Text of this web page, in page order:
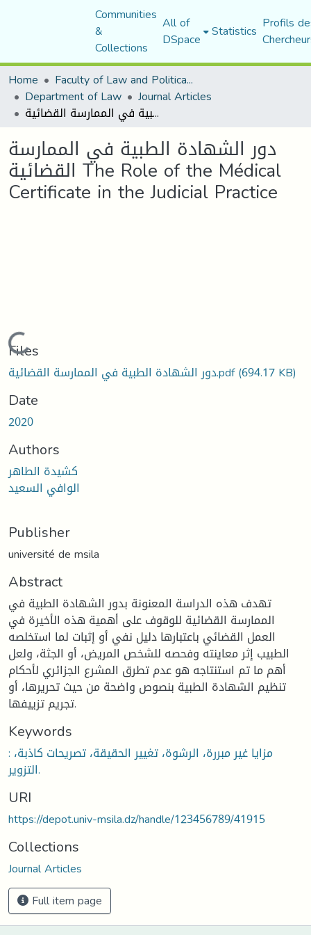
Communities
&
Collections
All of
DSpace Statistics Profils
Home
Faculty of Law and Political Science
Department of Law Journal Articles
دور الشهادة الطبية في الممارسة القضائية The Role of the Médical Certificate in the Judicial Practice
دور الشهادة الطبية في الممارسة
القضائية The Role of the Médical
Certificate in the Judicial Practice
Loading...
Files
دور الشهادة الطبية في الممارسة القضائية.pdf(694.17 KB)
Date
2020
Authors
كشيدة الطاهر
الوافي السعيد
Publisher
université de msila
Abstract
تهدف هذه الدراسة المعنونة بدور الشهادة الطبية في
الممارسة القضائية للوقوف على أهمية هذه الأخيرة في
العمل القضائي باعتبارها دليل نفي أو إثبات لما استخلصه
الطبيب إثر معاينته وفحصه للشخص المريض، أو الجثة، ولعل
أهم ما تم استنتاجه هو عدم تطرق المشرع الجزائري لأحكام
تنظيم الشهادة الطبية بنصوص واضحة من حيث تحريرها، أو
تجريم تزييفها.
Keywords
: مزايا غير مبررة، الرشوة، تغيير الحقيقة، تصريحات كاذبة،
التزوير.
URI
https://depot.univ-msila.dz/handle/123456789/41915
Collections
Journal Articles
Full item page